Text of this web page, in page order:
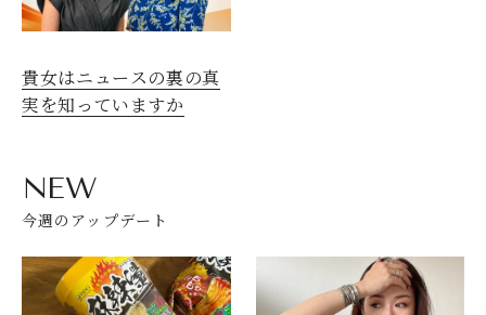
貴女はニュースの裏の真
実を知っていますか
NEW
今週のアップデート